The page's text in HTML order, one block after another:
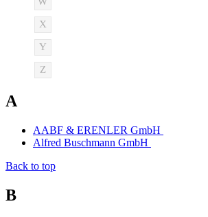
X
Y
Z
A
AABF & ERENLER GmbH
Alfred Buschmann GmbH
Back to top
B